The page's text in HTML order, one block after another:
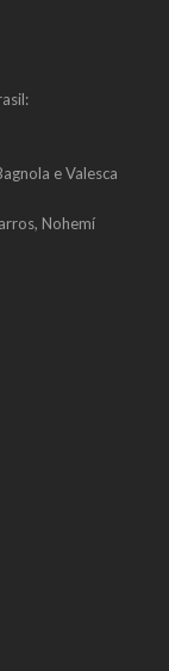
e Valesca
Nohemí